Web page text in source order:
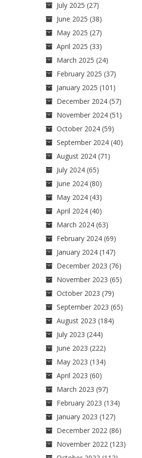
July 2025 (27)
June 2025 (38)
May 2025 (27)
April 2025 (33)
March 2025 (24)
February 2025 (37)
January 2025 (101)
December 2024(57)
November 2024(51)
October 2024(59)
September 2024(40)
August 2024(71)
July 2024(65)
June 2024(80)
May 2024(43)
April 2024(40)
March 2024(63)
February 2024(69)
January 2024(147)
December 2023 (76)
November 2023 (65)
October 2023 (79)
September 2023 (65)
August 2023 (184)
July 2023 (244)
June 2023 (222)
May 2023 (134)
April 2023 (60)
March 2023 (97)
February 2023 (134)
January 2023 (127)
December 2022(86)
November 2022(123)